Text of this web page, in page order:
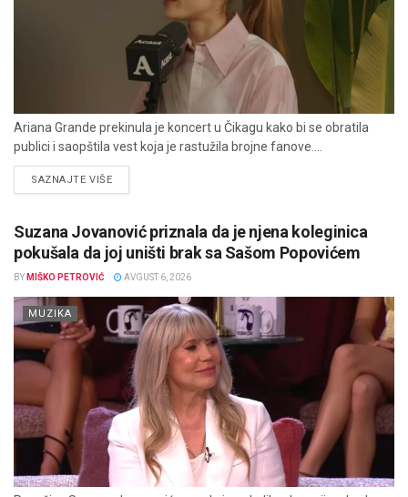
Ariana Grande prekinula je koncert u Čikagu kako bi se obratila
publici i saopštila vest koja je rastužila brojne fanove....
SAZNAJTE VIŠEDETAILS
Suzana Jovanović priznala da je njena koleginica
pokušala da joj uništi brak sa Sašom Popovićem
BY MIŠKO PETROVIĆ AVGUST 6, 2026
MUZIKA